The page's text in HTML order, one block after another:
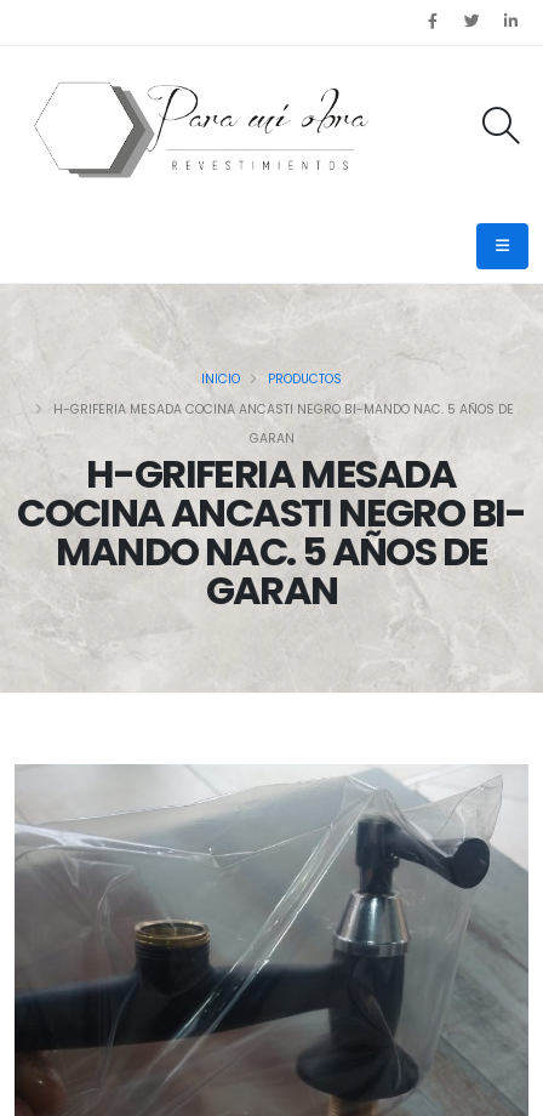
H-GRIFERIA MESADA
COCINA ANCASTI NEGRO BI-
MANDO NAC. 5 AÑOS DE
GARAN
INICIO
PRODUCTOS
H-GRIFERIA MESADA COCINA ANCASTI NEGRO BI-MANDO NAC. 5 AÑOS DE
GARAN